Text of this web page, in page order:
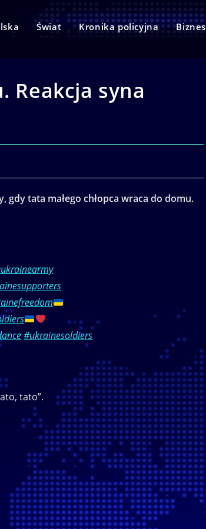
Świat Kronika policyjna Biznes
Reakcja syna
gdy tata małego chłopca wraca do domu.
#ukrainesoldiers
tato”.